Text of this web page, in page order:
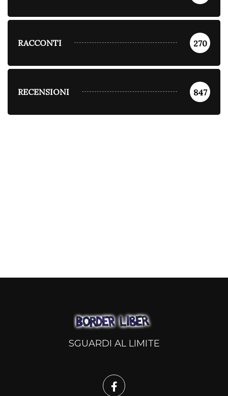
RACCONTI 270
RECENSIONI 847
SGUARDI AL LIMITE